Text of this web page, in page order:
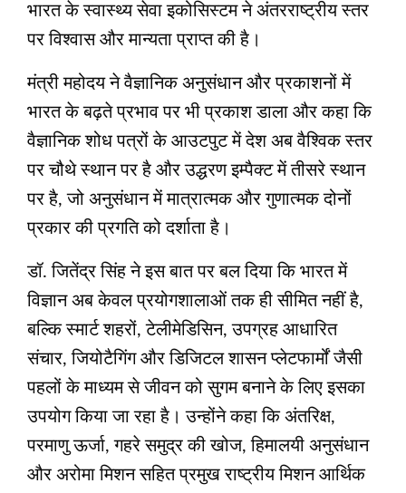
भारत के स्वास्थ्य सेवा इकोसिस्‍टम ने अंतरराष्ट्रीय स्तर
पर विश्वास और मान्यता प्राप्त की है।
मंत्री महोदय ने वैज्ञानिक अनुसंधान और प्रकाशनों में
भारत के बढ़ते प्रभाव पर भी प्रकाश डाला और कहा कि
वैज्ञानिक शोध पत्रों के आउटपुट में देश अब वैश्विक स्तर
पर चौथे स्थान पर है और उद्धरण इम्‍पैक्‍ट में तीसरे स्थान
पर है, जो अनुसंधान में मात्रात्मक और गुणात्मक दोनों
प्रकार की प्रगति को दर्शाता है।
डॉ. जितेंद्र सिंह ने इस बात पर बल दिया कि भारत में
विज्ञान अब केवल प्रयोगशालाओं तक ही सीमित नहीं है,
बल्कि स्मार्ट शहरों, टेलीमेडिसिन, उपग्रह आधारित
संचार, जियोटैगिंग और डिजिटल शासन प्लेटफार्मों जैसी
पहलों के माध्यम से जीवन को सुगम बनाने के लिए इसका
उपयोग किया जा रहा है। उन्होंने कहा कि अंतरिक्ष,
परमाणु ऊर्जा, गहरे समुद्र की खोज, हिमालयी अनुसंधान
और अरोमा मिशन सहित प्रमुख राष्ट्रीय मिशन आर्थिक